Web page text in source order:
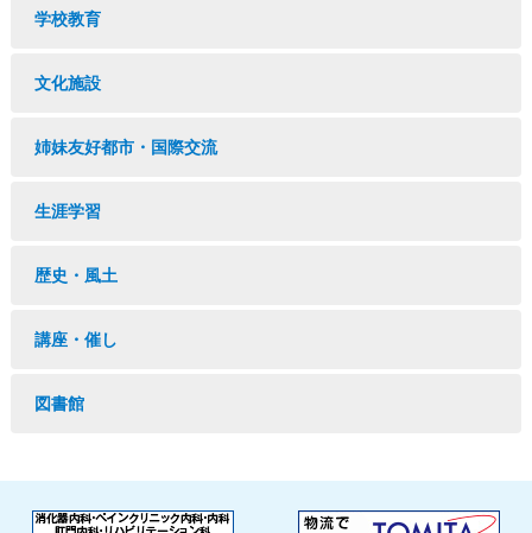
学校教育
文化施設
姉妹友好都市・国際交流
生涯学習
歴史・風土
講座・催し
図書館